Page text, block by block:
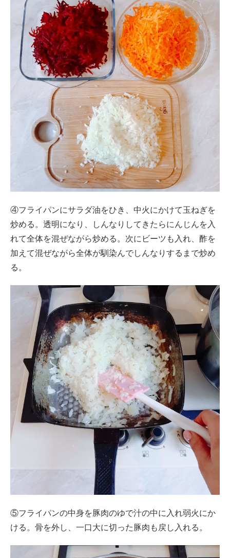
④フライパンにサラダ油をひき、中火にかけて玉ねぎを
炒める。透明になり、しんなりしてきたらにんじんを入
れて全体を混ぜながら炒める。次にビーツも入れ、酢を
加えて混ぜながら全体が馴染んでしんなりするまで炒め
る。
⑤フライパンの中身を豚肉のゆで汁の中に入れ弱火にか
ける。骨を外し、一口大に切った豚肉も戻し入れる。